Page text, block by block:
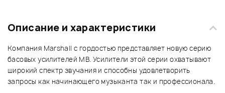
Описание и характеристики
Компания Marshall с гордостью представляет новую серию
басовых усилителей MB. Усилители этой серии охватывают
широкий спектр звучания и способны удовлетворить
запросы как начинающего музыканта так и профессионала.